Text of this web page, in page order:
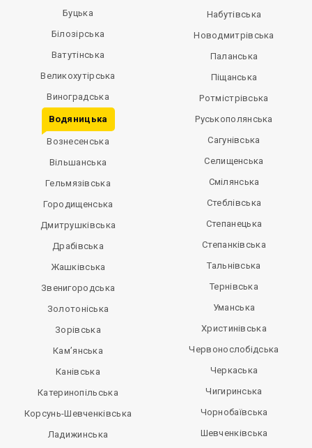
Буцька
Білозірська
Ватутінська
Великохутірська
Виноградська
Водяницька
Вознесенська
Вільшанська
Гельмязівська
Городищенська
Дмитрушківська
Драбівська
Жашківська
Звенигородська
Золотоніська
Зорівська
Кам’янська
Канівська
Катеринопільська
Корсунь-Шевченківська
Ладижинська
Набутівська
Новодмитрівська
Паланська
Піщанська
Ротмістрівська
Руськополянська
Сагунівська
Селищенська
Смілянська
Стеблівська
Степанецька
Степанківська
Тальнівська
Тернівська
Уманська
Христинівська
Червонослобідська
Черкаська
Чигиринська
Чорнобаївська
Шевченківська